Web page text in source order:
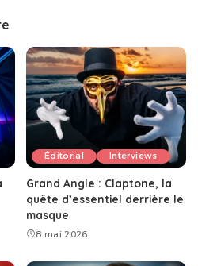
Éditorial Interviews
Grand Angle : Claptone, la
quête d’essentiel derrière le
masque
8 mai 2026